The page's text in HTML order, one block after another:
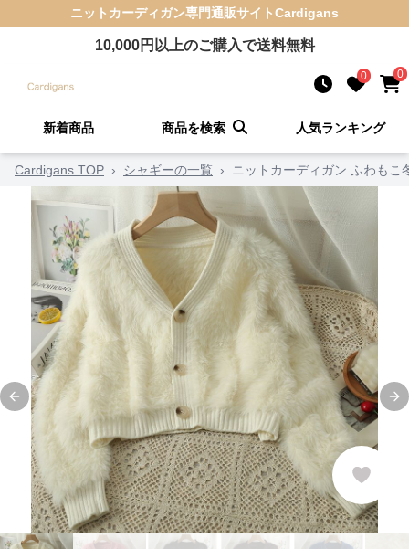
ニットカーディガン専門通販サイトCardigans
10,000円以上のご購入で送料無料
0 0
新着商品 商品を検索 人気ランキング
Cardigans TOP › シャギーの一覧 › ニットカーディガン ふわもこ
Previous slide